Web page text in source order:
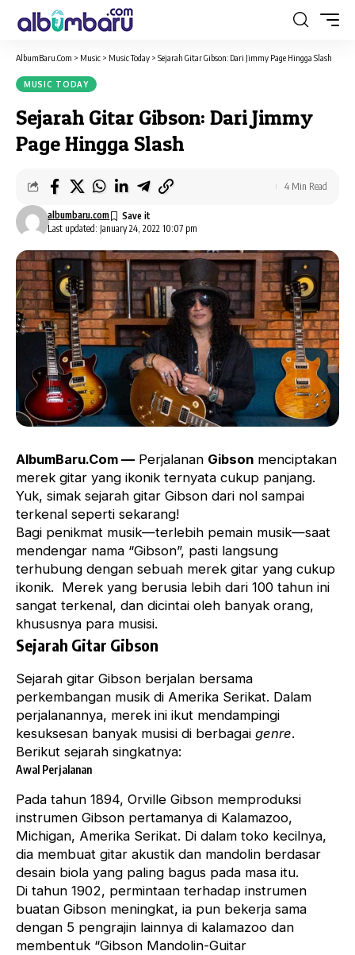
AlbumBaru.Com > Music > Music Today > Sejarah Gitar Gibson: Dari Jimmy Page Hingga Slash
MUSIC TODAY
Sejarah Gitar Gibson: Dari Jimmy
Page Hingga Slash
Last updated: January 24, 2022 10:07 pm
albumbaru.com
4 Min Read
AlbumBaru.Com — Perjalanan Gibson menciptakan
merek gitar yang ikonik ternyata cukup panjang.
Yuk, simak sejarah gitar Gibson dari nol sampai
terkenal seperti sekarang!
Bagi penikmat musik—terlebih pemain musik—saat
mendengar nama “Gibson”, pasti langsung
terhubung dengan sebuah merek gitar yang cukup
ikonik. Merek yang berusia lebih dari 100 tahun ini
sangat terkenal, dan dicintai oleh banyak orang,
khususnya para musisi.
Sejarah Gitar Gibson
Sejarah gitar Gibson berjalan bersama
perkembangan musik di Amerika Serikat. Dalam
perjalanannya, merek ini ikut mendampingi
kesuksesan banyak musisi di berbagai genre.
Berikut sejarah singkatnya:
Awal Perjalanan
Pada tahun 1894, Orville Gibson memproduksi
instrumen Gibson pertamanya di Kalamazoo,
Michigan, Amerika Serikat. Di dalam toko kecilnya,
dia membuat gitar akustik dan mandolin berdasar
desain biola yang paling bagus pada masa itu.
Di tahun 1902, permintaan terhadap instrumen
buatan Gibson meningkat, ia pun bekerja sama
dengan 5 pengrajin lainnya di kalamazoo dan
membentuk “Gibson Mandolin-Guitar